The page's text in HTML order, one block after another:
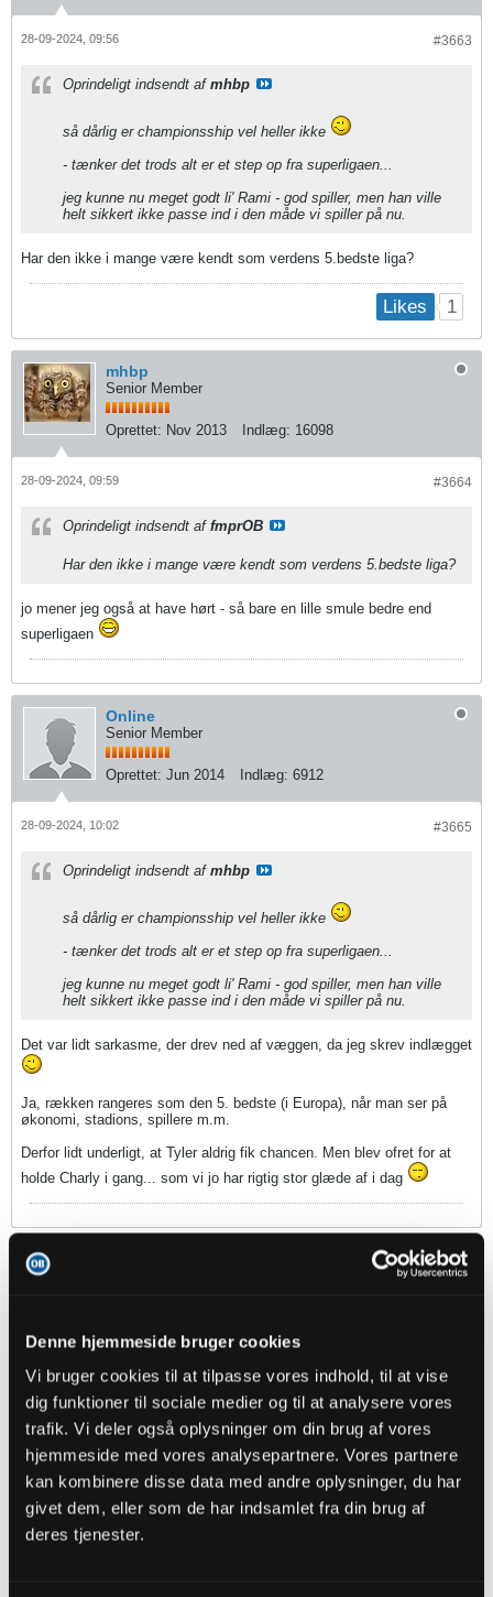
Denne hjemmeside bruger cookies
Vi bruger cookies til at tilpasse vores indhold, til at vise
dig funktioner til sociale medier og til at analysere vores
trafik. Vi deler også oplysninger om din brug af vores
hjemmeside med vores analysepartnere. Vores partnere
kan kombinere disse data med andre oplysninger, du har
givet dem, eller som de har indsamlet fra din brug af
deres tjenester.
#3663
28-09-2024, 09:56
Oprindeligt indsendt af mhbp
så dårlig er championsship vel heller ikke
- tænker det trods alt er et step op fra superligaen...
jeg kunne nu meget godt li' Rami - god spiller, men han ville
helt sikkert ikke passe ind i den måde vi spiller på nu.
Har den ikke i mange være kendt som verdens 5.bedste liga?
Likes 1
mhbp
Senior Member
Oprettet: Nov 2013 Indlæg: 16098
#3664
28-09-2024, 09:59
Oprindeligt indsendt af fmprOB
Har den ikke i mange være kendt som verdens 5.bedste liga?
jo mener jeg også at have hørt - så bare en lille smule bedre end
superligaen
Online
Senior Member
Oprettet: Jun 2014 Indlæg: 6912
#3665
28-09-2024, 10:02
Oprindeligt indsendt af mhbp
så dårlig er championsship vel heller ikke
- tænker det trods alt er et step op fra superligaen...
jeg kunne nu meget godt li' Rami - god spiller, men han ville
helt sikkert ikke passe ind i den måde vi spiller på nu.
Det var lidt sarkasme, der drev ned af væggen, da jeg skrev indlægget
Ja, rækken rangeres som den 5. bedste (i Europa), når man ser på
økonomi, stadions, spillere m.m.
Derfor lidt underligt, at Tyler aldrig fik chancen. Men blev ofret for at
holde Charly i gang... som vi jo har rigtig stor glæde af i dag
#3666
28-09-2024, 10:10
Det var lidt sarkasme, der drev ned af væggen, da jeg skrev
indlægget
Ja, rækken rangeres som den 5. bedste (i Europa), når man
ser på økonomi, stadions, spillere m.m.